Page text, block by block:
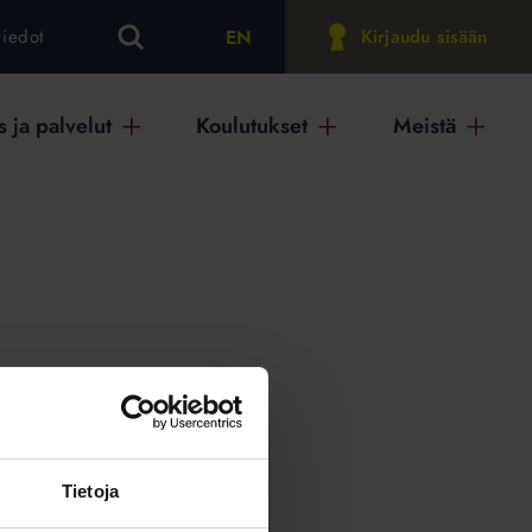
Tietoja
EN Kirjaudu sisään
ja palvelut Koulutukset Meistä